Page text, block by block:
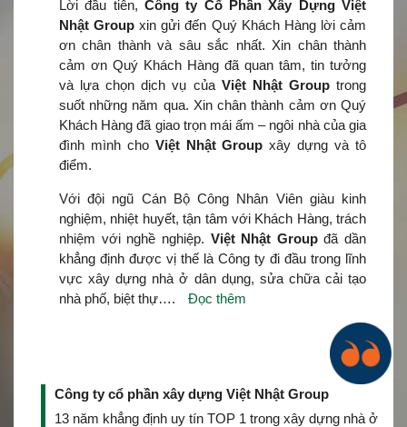
Lời đầu tiên, Công ty Cổ Phần Xây Dựng Việt
Nhật Group xin gửi đến Quý Khách Hàng lời cảm
ơn chân thành và sâu sắc nhất. Xin chân thành
cảm ơn Quý Khách Hàng đã quan tâm, tin tưởng
và lựa chọn dịch vụ của Việt Nhật Grouptrong
suốt những năm qua. Xin chân thành cảm ơn Quý
Khách Hàng đã giao trọn mái ấm – ngôi nhà của gia
đình mình cho Việt Nhật Group xây dựng và tô
điểm.
Với đội ngũ Cán Bộ Công Nhân Viên giàu kinh
nghiệm, nhiệt huyết, tận tâm với Khách Hàng, trách
nhiệm với nghề nghiệp. Việt Nhật Groupđã dần
khẳng định được vị thế là Công ty đi đầu trong lĩnh
vực xây dựng nhà ở dân dụng, sửa chữa cải tạo
nhà phố, biệt thự….
Đọc thêm
Công ty cổ phần xây dựng Việt Nhật Group
13 năm khẳng định uy tín TOP 1 trong xây dựng nhà ở